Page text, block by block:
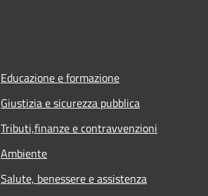
Educazione e formazione
Giustizia e sicurezza pubblica
Tributi,finanze e contravvenzioni
Ambiente
Salute, benessere e assistenza